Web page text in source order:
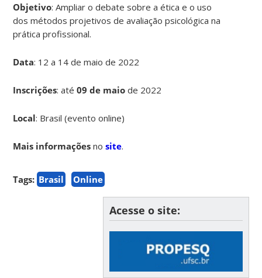
Objetivo: Ampliar o debate sobre a ética e o uso
dos métodos projetivos de avaliação psicológica na
prática profissional.
Data: 12 a 14 de maio de 2022
Inscrições: até09 de maiode 2022
Local: Brasil (evento online)
Mais informações nosite.
Tags: Brasil Online
Acesse o site: